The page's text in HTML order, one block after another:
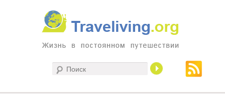
Traveliving
Жизнь в постоянном путешествии